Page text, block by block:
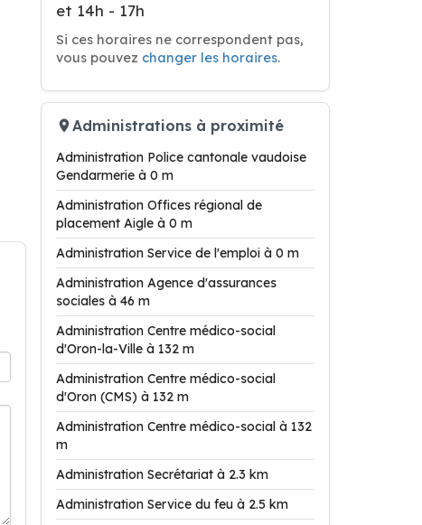
et 14h - 17h
Si ces horaires ne correspondent pas,
vous pouvez changer les horaires.
Administrations à proximité
Administration Police cantonale vaudoise
Gendarmerie à 0 m
Administration Offices régional de
placement Aigle à 0 m
Administration Service de l'emploi à 0 m
Administration Agence d'assurances
sociales à 46 m
Administration Centre médico-social
d'Oron-la-Ville à 132 m
Administration Centre médico-social
d'Oron (CMS) à 132 m
Administration Centre médico-social à 132
m
Administration Secrétariat à 2.3 km
Administration Service du feu à 2.5 km